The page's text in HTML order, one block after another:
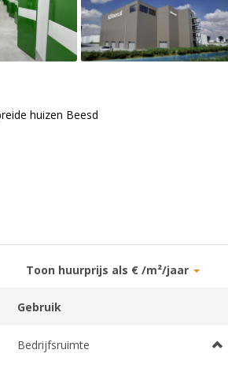
huizen Beesd
Toon huurprijs als € /m²/jaar
Gebruik
Bedrijfsruimte